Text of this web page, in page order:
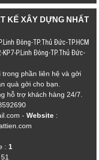
KẾ XÂY DỰNG NHẤT
Đông-TP.Thủ Đức-TP.HCM
P.Linh Đông-TP.Thủ Đức-
trong phần liên hệ và gởi
quà gởi cho bạn.
hỗ trợ khách hàng 24/7.
- Website:
: 1